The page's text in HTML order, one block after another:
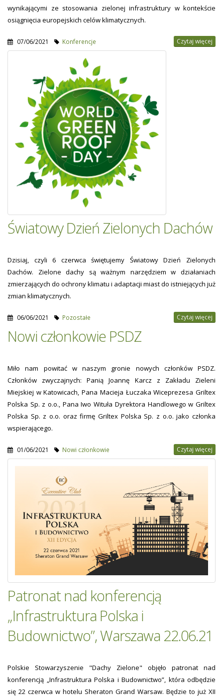
wynikającymi ze stosowania zielonej infrastruktury w kontekście
osiągnięcia europejskich celów klimatycznych.
07/06/2021 Konferencje Czytaj więcej
Światowy Dzień Zielonych Dachów
Dzisiaj, czyli 6 czerwca świętujemy Światowy Dzień Zielonych
Dachów. Zielone dachy są ważnym narzędziem w działaniach
zmierzających do ochrony klimatu i adaptacji miast do istniejących już
zmian klimatycznych.
06/06/2021 Pozostałe Czytaj więcej
Nowi członkowie PSDZ
Miło nam powitać w naszym gronie nowych członków PSDZ.
Członków zwyczajnych: Panią Joannę Karcz z Zakładu Zieleni
Miejskiej w Katowicach, Pana Macieja Łuczaka Wiceprezesa Griltex
Polska Sp. z o.o., Pana Iwo Wituła Dyrektora Handlowego w Griltex
Polska Sp. z o.o. oraz firmę Griltex Polska Sp. z o.o. jako członka
wspierającego.
01/06/2021 Nowi członkowie Czytaj więcej
Patronat nad konferencją
„Infrastruktura Polska i
Budownictwo”, Warszawa 22.06.21
Polskie Stowarzyszenie "Dachy Zielone" objęło patronat nad
konferencją „Infrastruktura Polska i Budownictwo”, która odbędzie
się 22 czerwca w hotelu Sheraton Grand Warsaw. Będzie to już XII